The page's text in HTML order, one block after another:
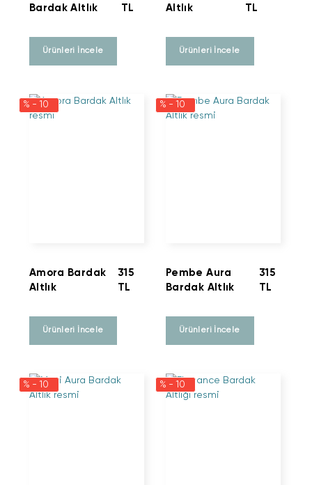
Bardak Altlık
TL
Ürünleri İncele
Altlık
TL
Ürünleri İncele
% - 10
Amora Bardak
Altlık
315
TL
Ürünleri İncele
% - 10
Pembe Aura
Bardak Altlık
315
TL
Ürünleri İncele
% - 10 % - 10